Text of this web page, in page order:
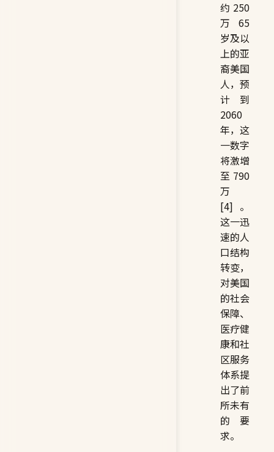
约 250
万 65
岁及以
上的亚
裔美国
人，预
计到
2060
年，这
一数字
将激增
至 790
万
[4]。
这一迅
速的人
口结构
转变，
对美国
的社会
保障、
医疗健
康和社
区服务
体系提
出了前
所未有
的要
求。